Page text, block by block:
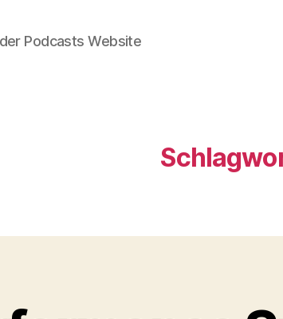
Podcasts Website